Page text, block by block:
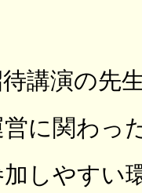
講演の先
営に関わっ
しやすい